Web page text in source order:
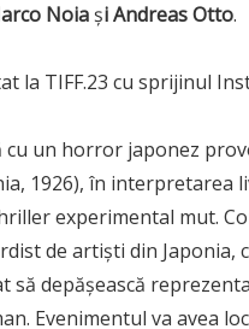
Noiași Andreas Otto.
la TIFF.23 cu sprijinul
cu un horror japonez
1926), în interpretarea
experimental mut.
de artiști din Japonia,
să depășească
Evenimentul va avea